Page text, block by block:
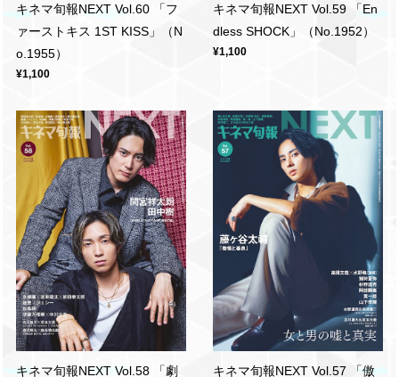
キネマ旬報NEXT Vol.60 「フ
ァーストキス 1ST KISS」（N
o.1955）
¥1,100
キネマ旬報NEXT Vol.59 「En
dless SHOCK」（No.1952）
¥1,100
キネマ旬報NEXT Vol.58 「劇
キネマ旬報NEXT Vol.57 「傲